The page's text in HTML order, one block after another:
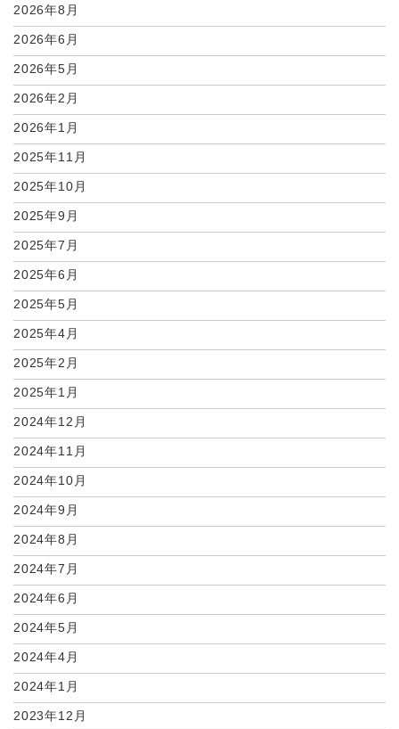
2026年8月
2026年6月
2026年5月
2026年2月
2026年1月
2025年11月
2025年10月
2025年9月
2025年7月
2025年6月
2025年5月
2025年4月
2025年2月
2025年1月
2024年12月
2024年11月
2024年10月
2024年9月
2024年8月
2024年7月
2024年6月
2024年5月
2024年4月
2024年1月
2023年12月